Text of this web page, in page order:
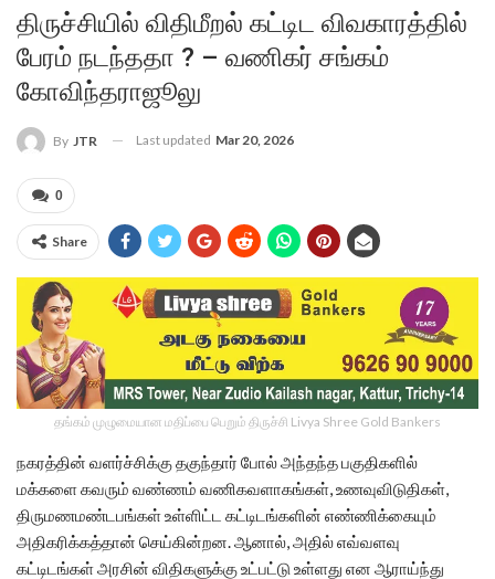
திருச்சியில் விதிமீறல் கட்டிட விவகாரத்தில்
பேரம் நடந்ததா ? – வணிகர் சங்கம்
கோவிந்தராஜூலு
By JTR Last updated Mar 20, 2026
0
Share
தங்கம் முழுமையான மதிப்பை பெறும் திருச்சி Livya Shree Gold Bankers
நகரத்தின் வளர்ச்சிக்கு தகுந்தார் போல் அந்தந்த பகுதிகளில்
மக்களை கவரும் வண்ணம் வணிகவளாகங்கள், உணவுவிடுதிகள்,
திருமணமண்டபங்கள் உள்ளிட்ட கட்டிடங்களின் எண்ணிக்கையும்
அதிகரிக்கத்தான் செய்கின்றன. ஆனால், அதில் எவ்வளவு
கட்டிடங்கள் அரசின் விதிகளுக்கு உட்பட்டு உள்ளது என ஆராய்ந்து